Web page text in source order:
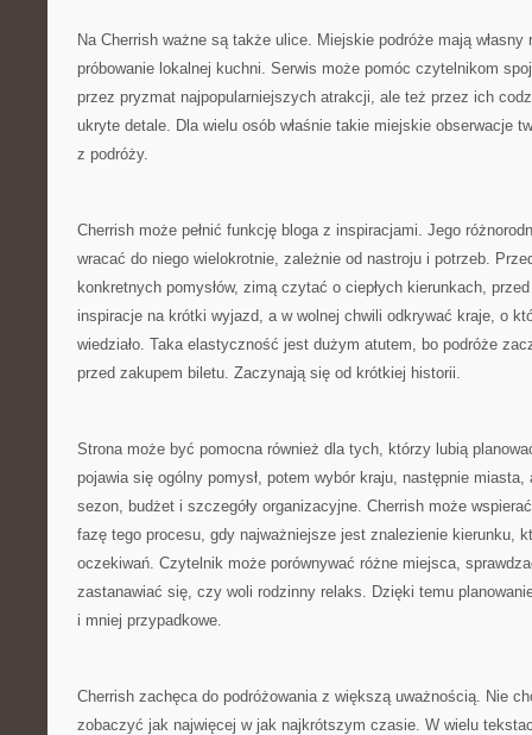
Na Cherrish ważne są także ulice. Miejskie podróże mają
próbowanie lokalnej kuchni. Serwis może pomóc czytelnikom
przez pryzmat najpopularniejszych atrakcji, ale też przez ich
ukryte detale. Dla wielu osób właśnie takie miejskie obserwacje
z podróży.
Cherrish może pełnić funkcję bloga z inspiracjami. Jego
wracać do niego wielokrotnie, zależnie od nastroju i potrzeb.
konkretnych pomysłów, zimą czytać o ciepłych kierunkach,
inspiracje na krótki wyjazd, a w wolnej chwili odkrywać kraje, o
wiedziało. Taka elastyczność jest dużym atutem, bo podróże
przed zakupem biletu. Zaczynają się od krótkiej historii.
Strona może być pomocna również dla tych, którzy lubią
pojawia się ogólny pomysł, potem wybór kraju, następnie
sezon, budżet i szczegóły organizacyjne. Cherrish może
fazę tego procesu, gdy najważniejsze jest znalezienie kierunku,
oczekiwań. Czytelnik może porównywać różne miejsca,
zastanawiać się, czy woli rodzinny relaks. Dzięki temu
i mniej przypadkowe.
Cherrish zachęca do podróżowania z większą uważnością. Nie
zobaczyć jak najwięcej w jak najkrótszym czasie. W wielu